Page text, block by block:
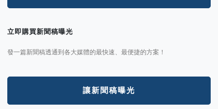
立即購買新聞稿曝光
發一篇新聞稿透通到各大媒體的最快速、最便捷的方案！
讓新聞稿曝光